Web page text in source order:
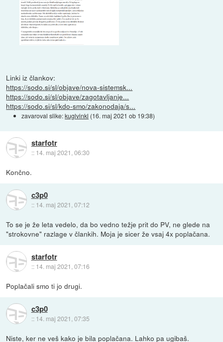
Linki iz člankov:
https://sodo.si/sl/objave/nova-sistemsk...
https://sodo.si/sl/objave/zagotavljanje...
https://sodo.si/sl/kdo-smo/zakonodaja/s...
zavaroval slike:kuglvinkl (16. maj 2021 ob 19:38)
starfotr
:: 14. maj 2021, 06:30
Končno.
c3p0
:: 14. maj 2021, 07:12
To se je že leta vedelo, da bo vedno težje prit do PV, ne glede na
"strokovne" razlage v člankih. Moja je sicer že vsaj 4x poplačana.
starfotr
:: 14. maj 2021, 07:16
Poplačali smo ti jo drugi.
c3p0
:: 14. maj 2021, 07:35
Niste, ker ne veš kako je bila poplačana. Lahko pa ugibaš.